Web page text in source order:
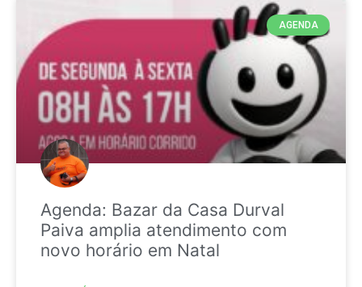
AGENDA
Agenda: Bazar da Casa Durval
Paiva amplia atendimento com
novo horário em Natal